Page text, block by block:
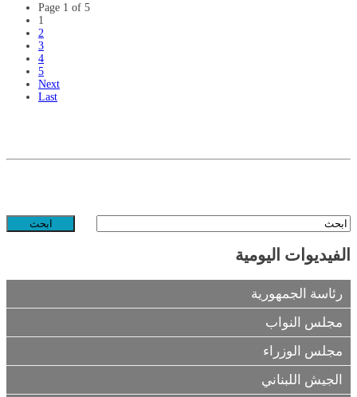
Page 1 of 5
1
2
3
4
5
Next
Last
الفيديوات اليومية
رئاسة الجمهورية
مجلس النواب
مجلس الوزراء
الجيش اللبناني